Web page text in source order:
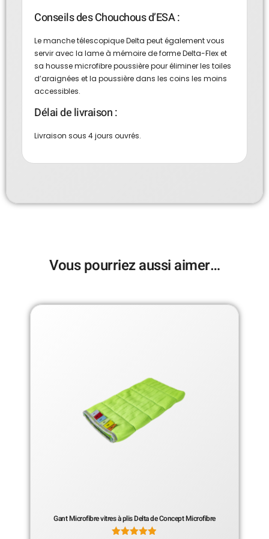
Conseils des Chouchous d’ESA :
Le manche télescopique Delta peut également vous
servir avec la lame à mémoire de forme Delta-Flexet
sa housse microfibre poussière pour éliminer les toiles
d’araignées et la poussière dans les coins les moins
accessibles.
Délai de livraison :
Livraison sous 4 jours ouvrés.
Vous pourriez aussi aimer…
Gant Microfibre vitres à plis Delta de Concept Microfibre